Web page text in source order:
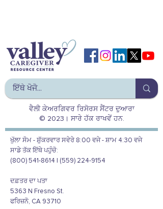
ਵੈਲੀ ਕੇਅਰਗਿਵਰ ਰਿਸੋਰਸ ਸੈਂਟਰ ਦੁਆਰਾ
© 2023। ਸਾਰੇ ਹੱਕ ਰਾਖਵੇਂ ਹਨ.
ਖੁੱਲਾ ਸੋਮ - ਸ਼ੁੱਕਰਵਾਰ ਸਵੇਰੇ 8:00 ਵਜੇ - ਸ਼ਾਮ 4:30 ਵਜੇ
ਸਾਡੇ ਤੱਕ ਇੱਥੇ ਪਹੁੰਚੋ:
(800) 541-8614 | (559) 224-9154
ਦਫ਼ਤਰ ਦਾ ਪਤਾ
5363 N Fresno St.
ਫਰਿਜ਼ਨੋ, CA 93710